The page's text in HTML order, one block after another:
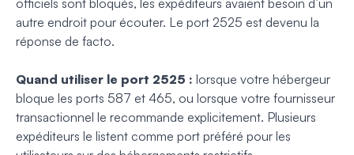
autre endroit pour écouter. Le port 2525 est devenu la
réponse de facto.
Quand utiliser le port 2525 : lorsque votre hébergeur
bloque les ports 587 et 465, ou lorsque votre fournisseur
transactionnel le recommande explicitement. Plusieurs
expéditeurs le listent comme port préféré pour les